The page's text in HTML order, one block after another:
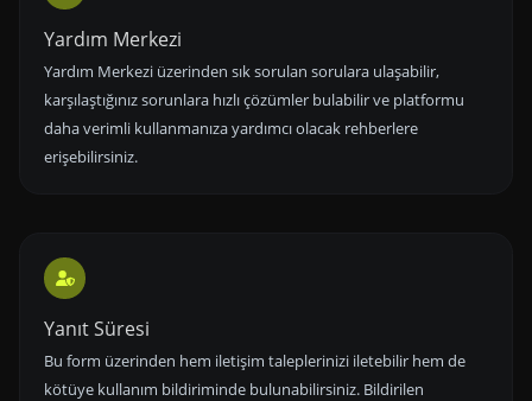
Yardım Merkezi
Yardım Merkezi üzerinden sık sorulan sorulara ulaşabilir,
karşılaştığınız sorunlara hızlı çözümler bulabilir ve platformu
daha verimli kullanmanıza yardımcı olacak rehberlere
erişebilirsiniz.
Yanıt Süresi
Bu form üzerinden hem iletişim taleplerinizi iletebilir hem de
kötüye kullanım bildiriminde bulunabilirsiniz. Bildirilen